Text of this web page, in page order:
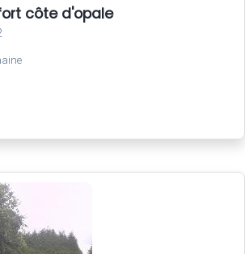
côte d'opale